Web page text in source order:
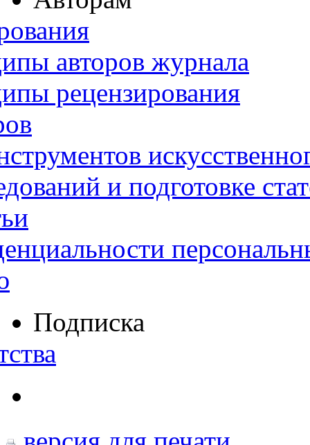
авторов журнала
рецензирования
и подготовке
Подписка